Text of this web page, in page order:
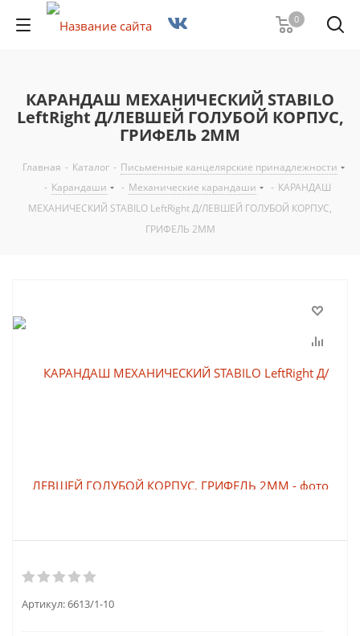
0
КАРАНДАШ МЕХАНИЧЕСКИЙ STABILO
LeftRight Д/ЛЕВШЕЙ ГОЛУБОЙ КОРПУС,
ГРИФЕЛЬ 2ММ
Главная - Каталог - Письменные канцелярские принадлежности
- Карандаши - Механические карандаши - КАРАНДАШ
МЕХАНИЧЕСКИЙ STABILO LeftRight Д/ЛЕВШЕЙ ГОЛУБОЙ КОРПУС,
ГРИФЕЛЬ 2ММ
Артикул:6613/1-10